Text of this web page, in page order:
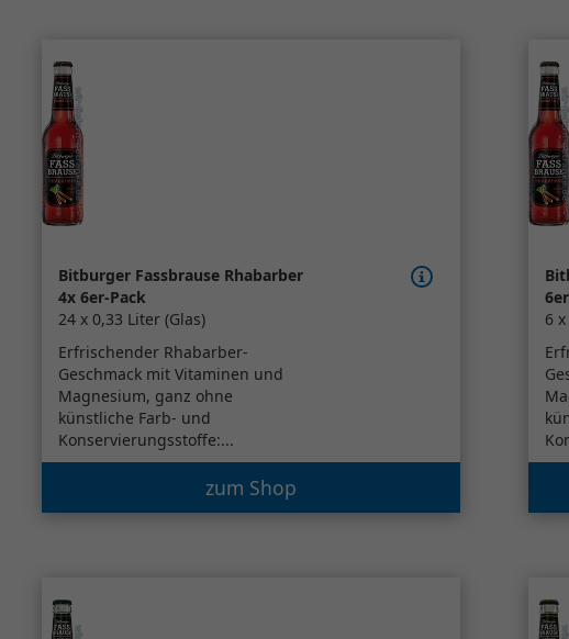
Bitburger Fassbrause Rhabarber
4x 6er-Pack
24 x 0,33 Liter (Glas)
Erfrischender Rhabarber-
Geschmack mit Vitaminen und
Magnesium, ganz ohne
künstliche Farb- und
Konservierungsstoffe:...
zum Shop
6